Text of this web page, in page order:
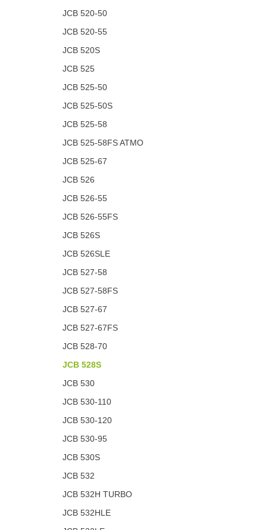
JCB 520-50
JCB 520-55
JCB 520S
JCB 525
JCB 525-50
JCB 525-50S
JCB 525-58
JCB 525-58FS ATMO
JCB 525-67
JCB 526
JCB 526-55
JCB 526-55FS
JCB 526S
JCB 526SLE
JCB 527-58
JCB 527-58FS
JCB 527-67
JCB 527-67FS
JCB 528-70
JCB 528S
JCB 530
JCB 530-110
JCB 530-120
JCB 530-95
JCB 530S
JCB 532
JCB 532H TURBO
JCB 532HLE